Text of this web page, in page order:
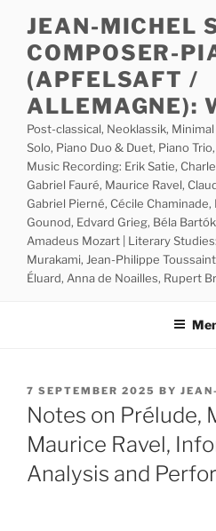
content
JEAN-MICHEL
COMPOSER-
(APFELSAFT /
ALLEMAGNE):
Post-classical, Neoklassik,
Solo, Piano Duo & Duet, Piano
Music Recording: Erik Satie,
Gabriel Fauré, Maurice Ravel,
Gabriel Pierné, Cécile
Gounod, Edvard Grieg, Béla
Amadeus Mozart | Literary
Murakami, Jean-Philippe
Éluard, Anna de Noailles, Rupert
POSTED
ON
7 SEPTEMBER 2025 BY
Notes on Prélude,
Maurice Ravel,
Analysis and